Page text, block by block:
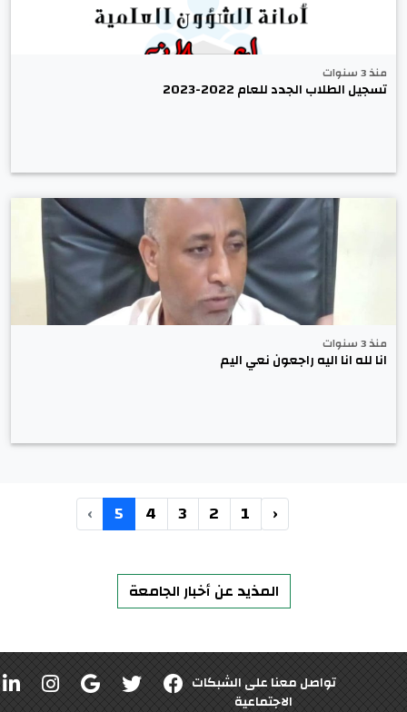
منذ 3 سنوات
تسجيل الطلاب الجدد للعام 2022-2023
منذ 3 سنوات
انا لله انا اليه راجعون نعي اليم
‹
1
2
3
4
5
›
المذيد عن أخبار الجامعة
تواصل معنا على الشبكات
الاجتماعية